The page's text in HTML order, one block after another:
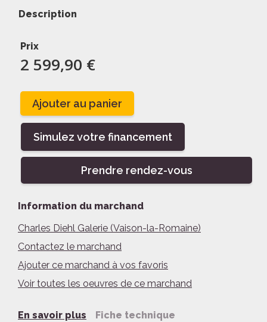
Description
Prix
2 599,90 €
Ajouter au panier
Simulez votre financement
Prendre rendez-vous
Information du marchand
Charles Diehl Galerie (Vaison-la-Romaine)
Contactez le marchand
Ajouter ce marchand à vos favoris
Voir toutes les oeuvres de ce marchand
En savoir plus Fiche technique